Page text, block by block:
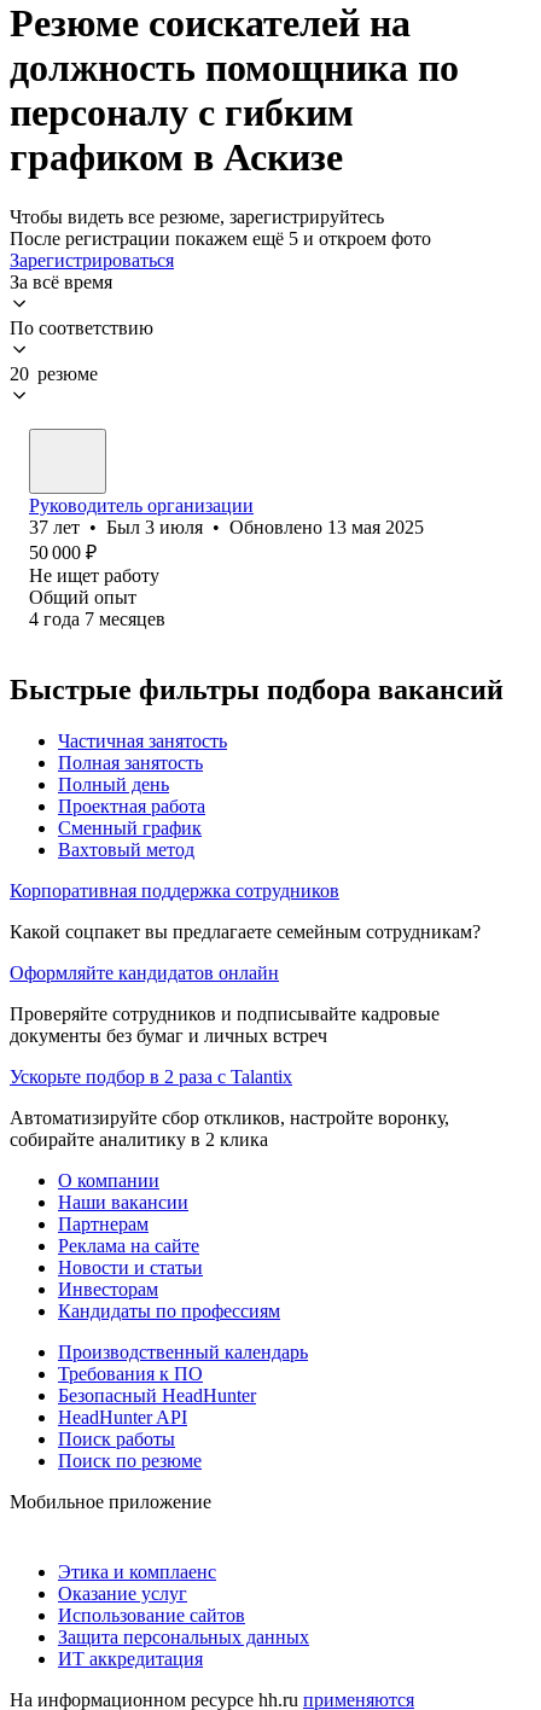
Резюме соискателей на
должность помощника по
персоналу с гибким
графиком в Аскизе
Чтобы видеть все резюме, зарегистрируйтесь
После регистрации покажем ещё 5 и откроем фото
Зарегистрироваться
За всё время
По соответствию
20 резюме
Руководитель организации
37 лет • Был 3 июля • Обновлено 13 мая 2025
50 000 ₽
Не ищет работу
Общий опыт
4 года 7 месяцев
Быстрые фильтры подбора вакансий
Частичная занятость
Полная занятость
Полный день
Проектная работа
Сменный график
Вахтовый метод
Корпоративная поддержка сотрудников
Какой соцпакет вы предлагаете семейным сотрудникам?
Оформляйте кандидатов онлайн
Проверяйте сотрудников и подписывайте кадровые
документы без бумаг и личных встреч
Ускорьте подбор в 2 раза с Talantix
Автоматизируйте сбор откликов, настройте воронку,
собирайте аналитику в 2 клика
О компании
Наши вакансии
Партнерам
Реклама на сайте
Новости и статьи
Инвесторам
Кандидаты по профессиям
Производственный календарь
Требования к ПО
Безопасный HeadHunter
HeadHunter API
Поиск работы
Поиск по резюме
Мобильное приложение
Этика и комплаенс
Оказание услуг
Использование сайтов
Защита персональных данных
ИТ аккредитация
На информационном ресурсе hh.ru применяются